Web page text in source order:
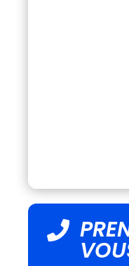
